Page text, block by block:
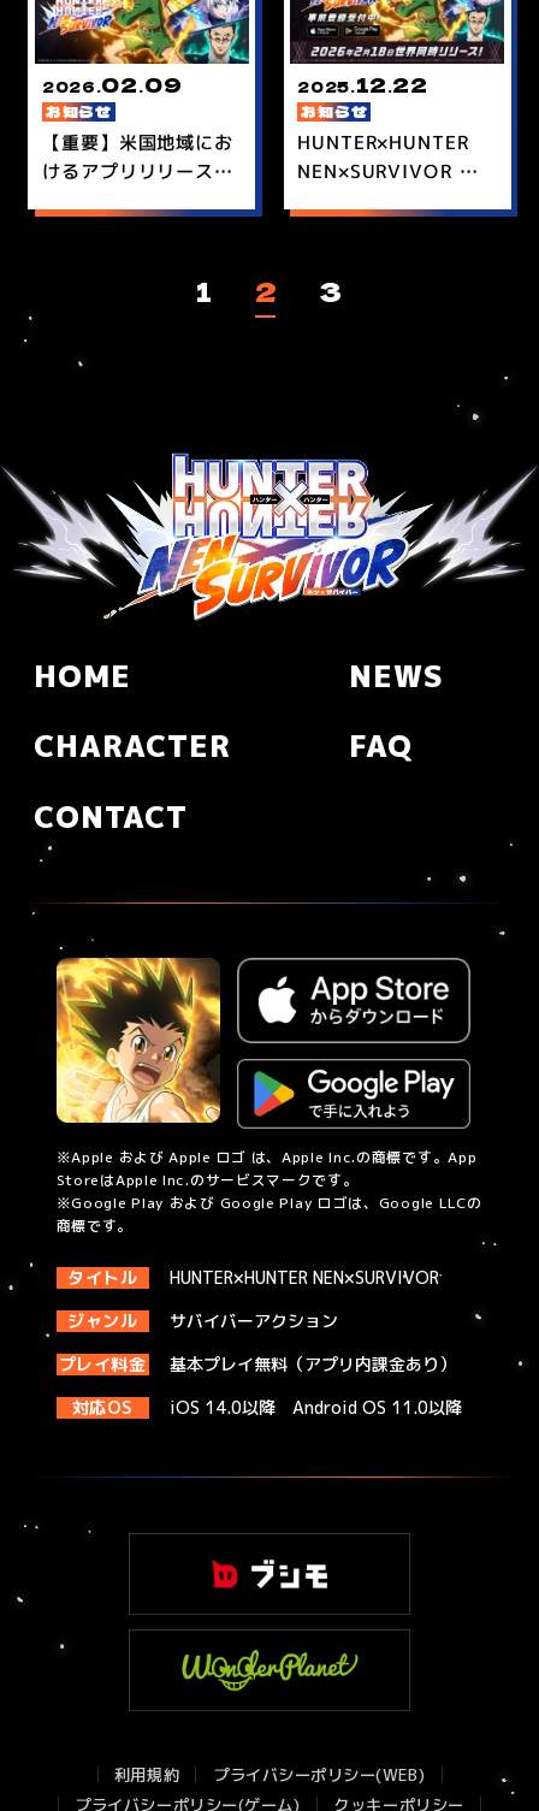
2026.02.09
お知らせ
【重要】米国地域にお
けるアプリリリースに
2025.12.22
お知らせ
HUNTER×HUNTER
NEN×SURVIVOR 事
1 2 3
HOME
NEWS
CHARACTER
FAQ
CONTACT
※Apple および Apple ロゴ は、Apple Inc.の商標です。App
StoreはApple Inc.のサービスマークです。
※Google Play および Google Play ロゴは、Google LLCの
商標です。
タイトル
HUNTER×HUNTER NEN×SURVIVOR
ジャンル
サバイバーアクション
プレイ料金
基本プレイ無料（アプリ内課金あり）
対応OS
iOS 14.0以降 Android OS 11.0以降
利用規約
プライバシーポリシー(WEB)
プライバシーポリシー(ゲーム)
クッキーポリシー